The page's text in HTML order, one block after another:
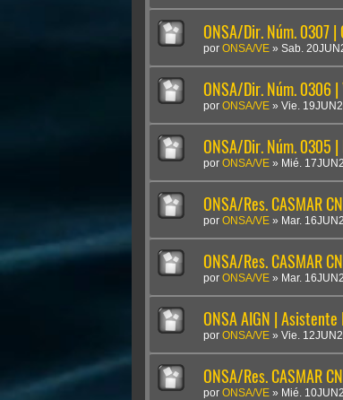
ONSA/Dir. Núm. 0307
por ONSA/VE » Sab.
ONSA/Dir. Núm. 0306
por ONSA/VE » Vie.
ONSA/Dir. Núm. 0305 |
por ONSA/VE » Mié.
ONSA/Res. CASMAR
por ONSA/VE » Mar.
ONSA/Res. CASMAR
por ONSA/VE » Mar.
ONSA AIGN |
por ONSA/VE » Vie.
ONSA/Res. CASMAR
por ONSA/VE » Mié.